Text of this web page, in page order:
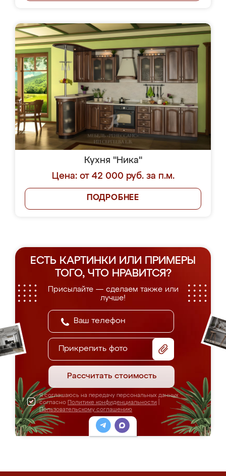
Кухня "Ника"
Цена: от 42 000 руб. за п.м.
ПОДРОБНЕЕ
ЕСТЬ КАРТИНКИ ИЛИ ПРИМЕРЫ
ТОГО, ЧТО НРАВИТСЯ?
Присылайте — сделаем также или
лучше!
Прикрепить фото
Рассчитать стоимость
Я соглашаюсь на передачу персональных данных
согласно Политике конфиденциальности
Пользовательскому соглашению